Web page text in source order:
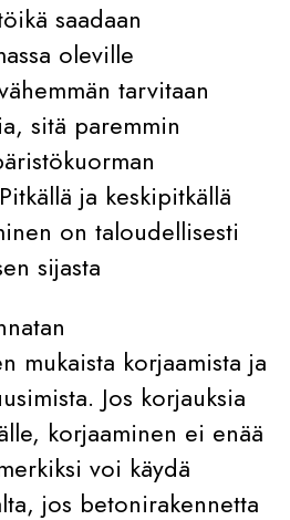
saadaan
oleville
tarvitaan
sitä paremmin
ja keskipitkällä
on taloudellisesti
sijasta
mukaista korjaamista ja
Jos korjauksia
korjaaminen ei enää
voi käydä
jos betonirakennetta